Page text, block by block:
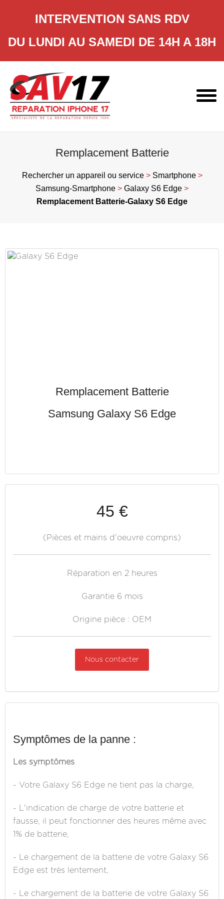
INTERVENTION SANS RDV
DU LUNDI AU SAMEDI DE 14H A 18H
content
Remplacement Batterie
Rechercher un appareil ou service> Smartphone>
Samsung-Smartphone > Galaxy S6 Edge >
Remplacement Batterie-Galaxy S6 Edge
Remplacement Batterie
Samsung Galaxy S6 Edge
45 €
(Pièces et mains d'oeuvre compris)
Réparation en 2 heures
Garantie 6 mois
Origine pièce : OEM
Nous contacter
Symptômes de la panne :
Les symptômes
- Votre Galaxy S6 Edge ne tient pas la charge,
- L'indication de charge de votre batterie et
fausse, il peut fonctionner des heures même avec
1% de batterie,
- Le chargement de la batterie de votre Galaxy S6
Edge est très lentement,
- Le chargement de la batterie de votre Galaxy S6